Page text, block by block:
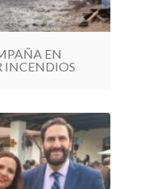
EN
INCENDIOS